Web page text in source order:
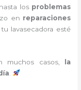
hasta los problemas
en reparaciones
lavasecadora esté
muchos casos,
la